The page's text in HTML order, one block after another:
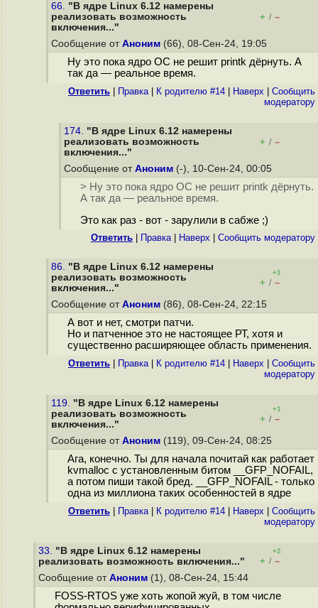
66. "В ядре Linux 6.12 намерены
реализовать возможность
включения..."
+ / –
Сообщение от Аноним (66), 08-Сен-24, 19:05
Ну это пока ядро ОС не решит printk дёрнуть. А
так да — реальное время.
Ответить Правка| К родителю #14 Наверх
Cообщить
модератору
174. "В ядре Linux 6.12 намерены
реализовать возможность
включения..."
+ / –
Сообщение от Аноним (-), 10-Сен-24, 00:05
> Ну это пока ядро ОС не решит printk дёрнуть.
А так да — реальное время.
Это как раз - вот - зарулили в сабже ;)
Ответить Правка| Наверх Cообщить модератору
86. "В ядре Linux 6.12 намерены
реализовать возможность
включения..."
+1
+ / –
Сообщение от Аноним (86), 08-Сен-24, 22:15
А вот и нет, смотри патчи.
Но и патченное это не настоящее РТ, хотя и
существенно расширяющее область применения.
Ответить Правка| К родителю #14 Наверх
Cообщить
модератору
119. "В ядре Linux 6.12 намерены
реализовать возможность
включения..."
+1
+ / –
Сообщение от Аноним (119), 09-Сен-24, 08:25
Ага, конечно. Ты для начала почитай как работает
kvmalloc с установленным битом __GFP_NOFAIL,
а потом пиши такой бред. __GFP_NOFAIL - только
одна из миллиона таких особенностей в ядре
Ответить Правка| К родителю #14 Наверх
Cообщить
модератору
33. "В ядре Linux 6.12 намерены
реализовать возможность включения..."
+2
+ / –
Сообщение от Аноним (1), 08-Сен-24, 15:44
FOSS-RTOS уже хоть жопой жуй, в том числе